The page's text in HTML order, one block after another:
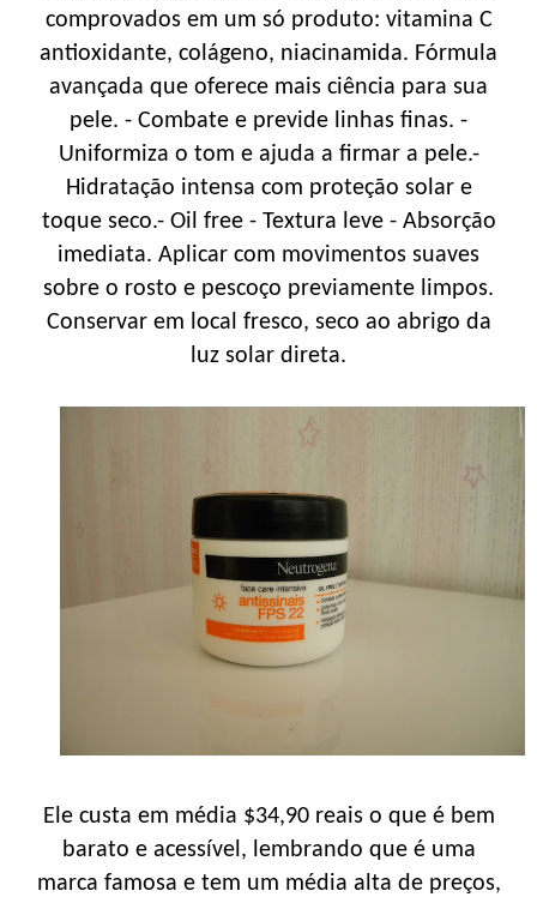
comprovados em um só produto: vitamina C
antioxidante, colágeno, niacinamida. Fórmula
avançada que oferece mais ciência para sua
pele. - Combate e previde linhas finas. -
Uniformiza o tom e ajuda a firmar a pele.-
Hidratação intensa com proteção solar e
toque seco.- Oil free - Textura leve - Absorção
imediata. Aplicar com movimentos suaves
sobre o rosto e pescoço previamente limpos.
Conservar em local fresco, seco ao abrigo da
luz solar direta.
Ele custa em média $34,90 reais o que é bem
barato e acessível, lembrando que é uma
marca famosa e tem um média alta de preços,